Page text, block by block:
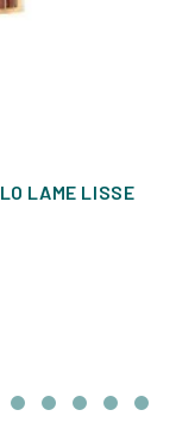
LAME LISSE